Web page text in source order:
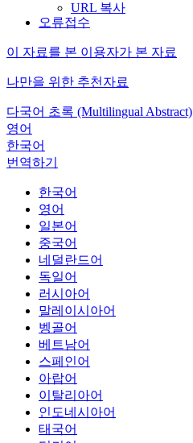
URL 복사
오류접수
이 자료를 본 이용자가 본 자료
나만을 위한 추천자료
다국어 초록 (Multilingual Abstract)
영어
한국어
번역하기
한국어
영어
일본어
중국어
네덜란드어
독일어
러시아어
말레이시아어
벵골어
베트남어
스페인어
아랍어
이탈리아어
인도네시아어
태국어